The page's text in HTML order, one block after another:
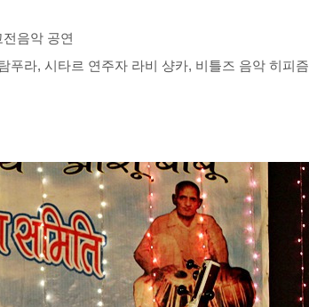
음악 공연
푸라, 시타르 연주자 라비 샹카, 비틀즈 음악 히피즘